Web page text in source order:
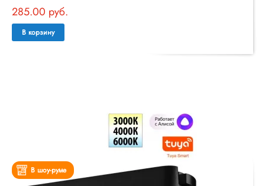
285.00 руб.
В корзину
В шоу-руме